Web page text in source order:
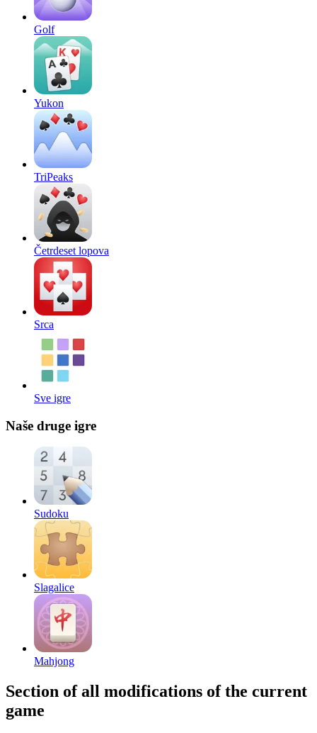
Golf
Yukon
TriPeaks
Četrdeset lopova
Srca
Sve igre
Naše druge igre
Sudoku
Slagalice
Mahjong
Section of all modifications of the current
game